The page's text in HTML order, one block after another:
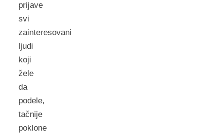
prijave
svi
zainteresovani
ljudi
koji
žele
da
podele,
tačnije
poklone